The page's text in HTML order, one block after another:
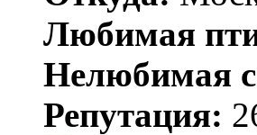
Любимая
Нелюбимая
Репутация: